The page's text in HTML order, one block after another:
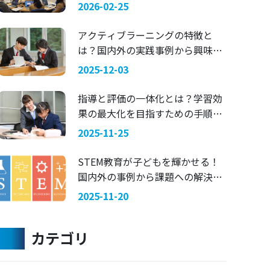
2026-02-25
アクティブラーニングの特徴と
は？国内外の実践事例から興味を
引く指導法を考える
2025-12-03
指導と評価の一体化とは？学習効
果の最大化を目指すための手順を
ご紹介
2025-11-25
STEM教育が子どもを輝かせる！
国内外の事例から課題への解決策
を考える
2025-11-20
カテゴリ